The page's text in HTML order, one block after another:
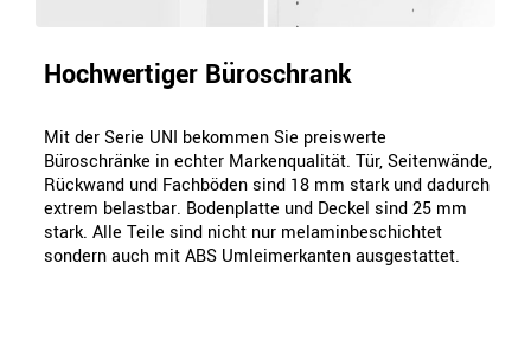
Hochwertiger Büroschrank
Mit der Serie UNI bekommen Sie preiswerte
Büroschränke in echter Markenqualität. Tür, Seitenwände,
Rückwand und Fachböden sind 18 mm stark und dadurch
extrem belastbar. Bodenplatte und Deckel sind 25 mm
stark. Alle Teile sind nicht nur melaminbeschichtet
sondern auch mit ABS Umleimerkanten ausgestattet.